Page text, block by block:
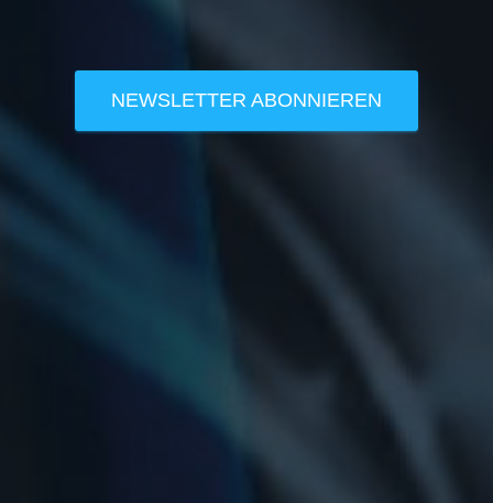
NEWSLETTER ABONNIEREN